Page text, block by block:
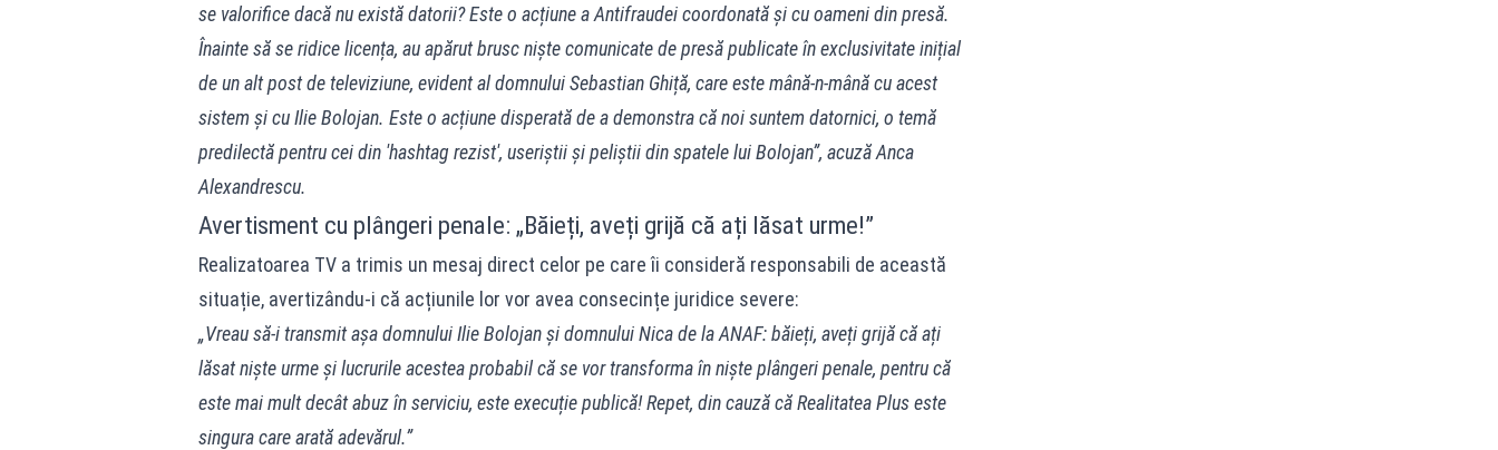
se valorifice dacă nu există datorii? Este o acțiune a Antifraudei coordonată și cu oameni din presă.
Înainte să se ridice licența, au apărut brusc niște comunicate de presă publicate în exclusivitate inițial
de un alt post de televiziune, evident al domnului Sebastian Ghiță, care este mână-n-mână cu acest
sistem și cu Ilie Bolojan. Este o acțiune disperată de a demonstra că noi suntem datornici, o temă
predilectă pentru cei din 'hashtag rezist', useriștii și peliștii din spatele lui Bolojan”, acuză Anca
Alexandrescu.
Avertisment cu plângeri penale: „Băieți, aveți grijă că ați lăsat urme!”
Realizatoarea TV a trimis un mesaj direct celor pe care îi consideră responsabili de această
situație, avertizându-i că acțiunile lor vor avea consecințe juridice severe:
„Vreau să-i transmit așa domnului Ilie Bolojan și domnului Nica de la ANAF: băieți, aveți grijă că ați
lăsat niște urme și lucrurile acestea probabil că se vor transforma în niște plângeri penale, pentru că
este mai mult decât abuz în serviciu, este execuție publică! Repet, din cauză că Realitatea Plus este
singura care arată adevărul.”